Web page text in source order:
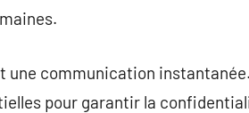
une communication
pour garantir la